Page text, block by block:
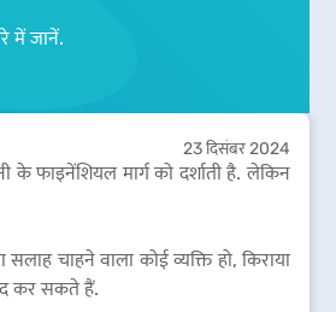
में जानें.
23 दिसंबर 2024
के फाइनेंशियल मार्ग को दर्शाती है. लेकिन
चाहने वाला कोई व्यक्ति हो, किराया
कर सकते हैं.